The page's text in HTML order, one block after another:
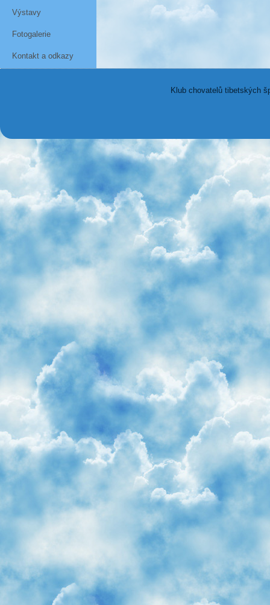
Výstavy
Fotogalerie
Kontakt a odkazy
Klub chovatelů tibetských